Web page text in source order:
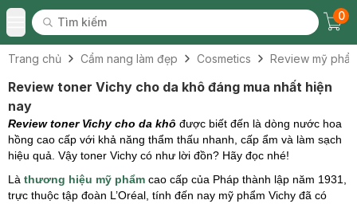
Toggle Menu
Tìm kiếm
Tìm kiếm
0
Trang chủ Cẩm nang làm đẹp Cosmetics Review mỹ
Review toner Vichy cho da khô đáng mua nhất hiện
nay
Review toner Vichy cho da khô được biết đến là dòng nước hoa
hồng cao cấp với khả năng thẩm thấu nhanh, cấp ẩm và làm sạch
hiệu quả. Vậy toner Vichy có như lời đồn? Hãy đọc nhé!
Là thương hiệu mỹ phẩm cao cấp của Pháp thành lập năm 1931,
trực thuộc tập đoàn L’Oréal, tính đến nay mỹ phẩm Vichy đã có